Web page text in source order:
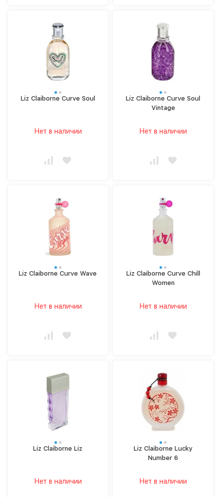
Liz Claiborne Curve Soul
Нет в наличии
Liz Claiborne Curve Soul
Vintage
Нет в наличии
Liz Claiborne Curve Wave
Нет в наличии
Liz Claiborne Curve Chill
Women
Нет в наличии
Liz Claiborne Liz
Нет в наличии
Liz Claiborne Lucky
Number 6
Нет в наличии